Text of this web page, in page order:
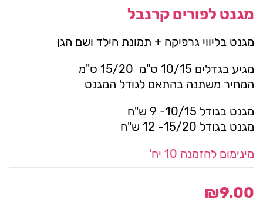
מגנט לפורים קרנבל
מגנט בליווי גרפיקה + תמונת הילד ושם הגן
מגיע בגדלים 10/15 ס"מ 15/20 ס"מ
המחיר משתנה בהתאם לגודל המגנט
מגנט בגודל 10/15- 9 ש"ח
מגנט בגודל 15/20- 12 ש"ח
מינימום להזמנה 10 יח'
₪9.00